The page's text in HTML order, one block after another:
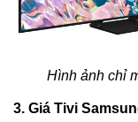
Hình ảnh chỉ
3. Giá Tivi